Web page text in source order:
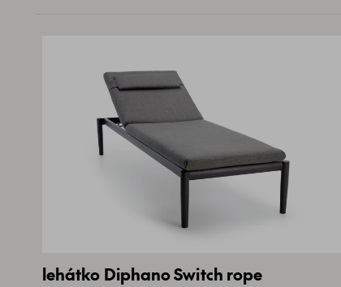
lehátko Diphano Switch rope